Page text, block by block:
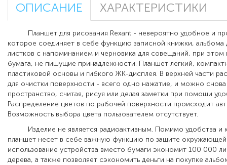
ОПИСАНИЕ ХАРАКТЕРИСТИКИ
Планшет для рисования Rexant - невероятно удобное и
которое соединяет в себе функцию записной книжки, альбома
листков с напоминанием и черновика для совещаний, при
бумага, не пишущие принадлежности. Планшет легкий,
пластиковой основы и гибкого ЖК-дисплея. В верхней части
для очистки поверхности - всего одно нажатие, и можно снова
пространство, считая, рисуя или делая заметки при помощи
Распределение цветов по рабочей поверхности происходит
Возможность выбора цвета пользователем отсутствует.
Изделие не является радиоактивным. Помимо удобства и
планшет несет в себе важную функцию по защите
использование устройства вместо бумаги экономит 100 000
дерева, а также позволяет сэкономить деньги на покупке